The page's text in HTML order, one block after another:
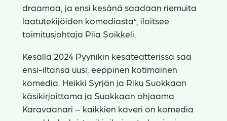
draamaa, ja ensi kesänä saadaan riemuita
laatutekijöiden komediasta”, iloitsee
toimitusjohtaja Piia Soikkeli.
Kesällä 2024 Pyynikin kesäteatterissa saa
ensi-iltansa uusi, eeppinen kotimainen
komedia. Heikki Syrjän ja Riku Suokkaan
käsikirjoittama ja Suokkaan ohjaama
Karavaanari – kaikkien kaveri on komedia